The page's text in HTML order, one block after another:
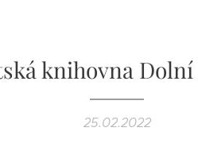
knihovna
25.02.2022